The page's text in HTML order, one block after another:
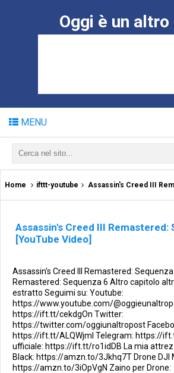
Oggi è un
MENU
Home ifttt-youtube Assassin's Creed III
Assassin's Creed III Remastered:
[YouTube Video]
Assassin's Creed III Remastered: Sequenza
Remastered: Sequenza 6 Altro capitolo
estratto Seguimi su: Youtube:
https://www.youtube.com/
https://ift.tt/cekdgOn Twitter:
https://twitter.com/oggiunaltropost
https://ift.tt/ALQWjml Telegram: https://
ufficiale: https://ift.tt/ro1idDB La mia
Black: https://amzn.to/3Jkhq7T Drone DJI
https://amzn.to/3iOpVgN Zaino per Drone: